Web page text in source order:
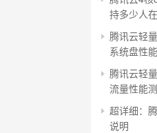
持多少人在
腾讯云轻
系统盘性
腾讯云轻
流量性能
超详细：
说明